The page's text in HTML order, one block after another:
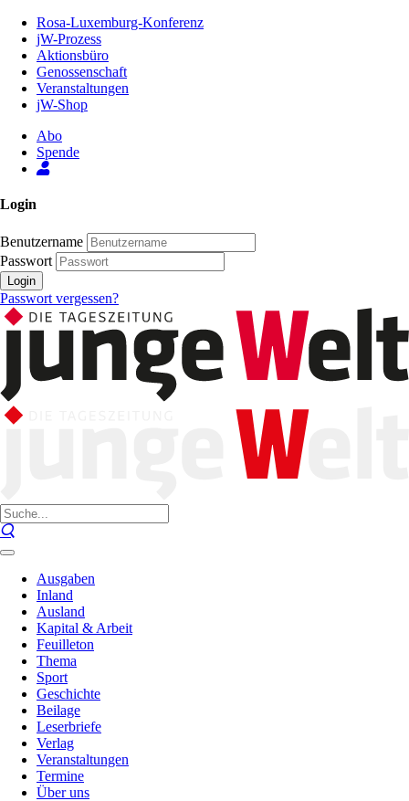
Inhalt
Seite
Rosa-Luxemburg-Konferenz
jW-Prozess
Aktionsbüro
Genossenschaft
Veranstaltungen
jW-Shop
Abo
Spende
Login
Benutzername
Passwort
Login
Passwort vergessen?
Ausgaben
Inland
Ausland
Kapital & Arbeit
Feuilleton
Thema
Sport
Geschichte
Beilage
Leserbriefe
Verlag
Veranstaltungen
Termine
Über uns